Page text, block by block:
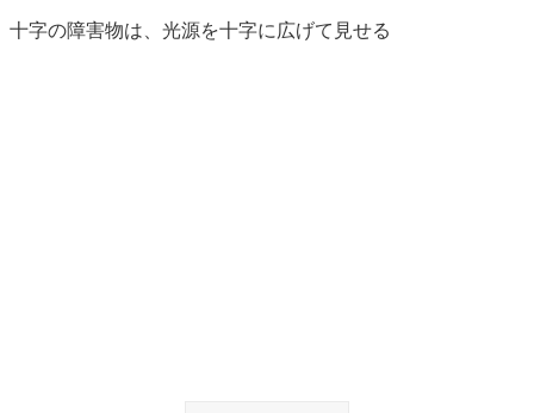
十字の障害物は、光源を十字に広げて見せる